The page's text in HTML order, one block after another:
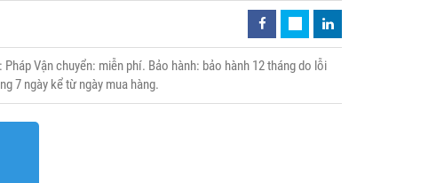
Vận chuyển: miễn phí. Bảo hành: bảo hành 12 tháng do lỗi
7 ngày kể từ ngày mua hàng.